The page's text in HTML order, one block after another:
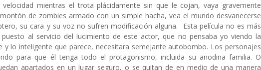
mientras el trota plácidamente sin que le cojan, vaya gravemente
de zombies armado con un simple hacha, vea el mundo desvanecerse
su cara y su voz no sufren modificación alguna. Esta película no es más
puesto al servicio del lucimiento de este actor, que no pensaba yo viendo la
y lo inteligente que parece, necesitara semejante autobombo. Los personajes
para que él tenga todo el protagonismo, incluida su anodina familia. O
apartados en un lugar seguro, o se quitan de en medio de una manera